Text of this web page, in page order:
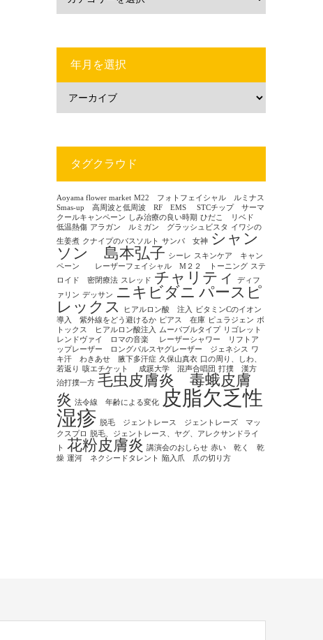
年月を選択
タグクラウド
Aoyama flower market M22 フォトフェイシャル ルミナス
Smas-up 高周波と低周波 RF EMS
STCチップ サーマ
クールキャンペーン
しみ治療の良い時期 ひだこ リベド
低温熱傷 アラガン ルミガン グラッシュビスタ
イワシの
生姜煮 クナイプのバスソルト サンバ 女神 シャン
ソン 島本弘子 シーレ スキンケア キャン
ペーン レーザーフェイシャル M２２ トーニング ステ
ロイド 密閉療法 スレッド チャリティ
ディフ
ァリン デッサン ニキビダニ パースピ
レックス
ヒアルロン酸 注入
ビタミンCのイオン
導入 紫外線をどう避けるか ピアス 在庫 ピュラジェン ボ
トックス ヒアルロン酸注入 ムーバブルタイプ リゴレット
レンドヴァイ ロマの音楽
レーザーシャワー リフトア
ップレーザー ロングパルスヤグレーザー ジェネシス ワ
キ汗 わきあせ 腋下多汗症 久保山真衣 口の周り、しわ、
若返り 咳エチケット 成蹊大学 混声合唱団 打撲 漢方
治打撲一方 毛虫皮膚炎 毒蛾皮膚
炎 法令線 年齢による変化
皮脂欠乏性
湿疹
脱毛 ジェントレース ジェントレーズ マッ
クスプロ
脱毛、ジェントレース、ヤグ、アレクサンドライ
ト 花粉皮膚炎 講演会のおしらせ 赤い 乾く 乾
燥 運河 ネクシードタレント 陥入爪 爪の切り方